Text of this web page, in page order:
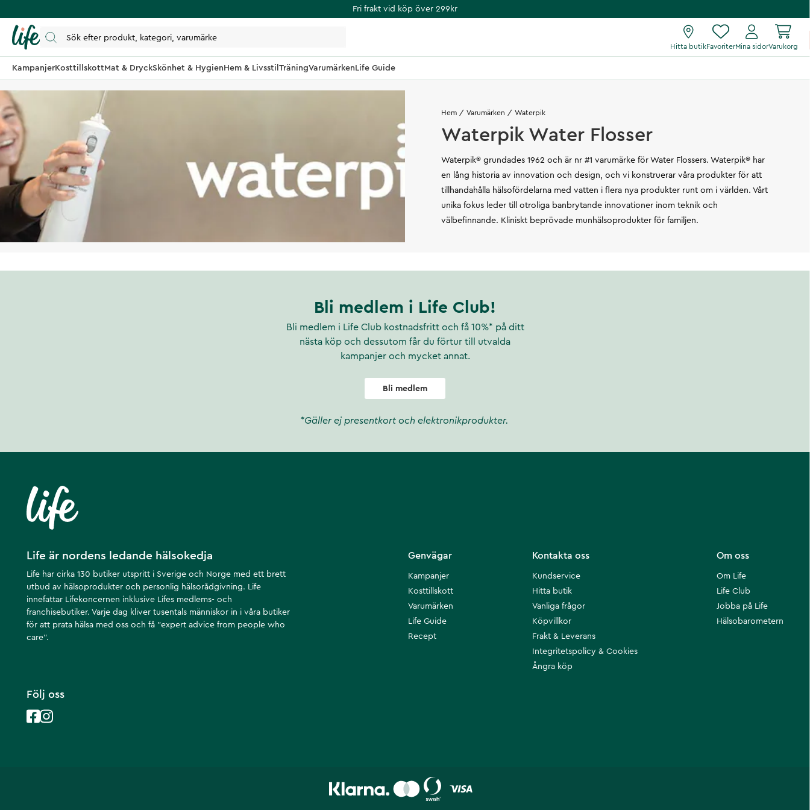
Fri frakt vid köp över 299kr
Hitta butikFavoriterMina sidorVarukorg
KampanjerKosttillskottMat & DryckSkönhet & HygienHem & Livsstil TräningVarumärkenLife Guide
Hem Varumärken Waterpik
Waterpik Water Flosser
Waterpik® grundades 1962 och är nr #1 varumärke för Water Flossers. Waterpik® har
en lång historia av innovation och design, och vi konstruerar våra produkter för att
tillhandahålla hälsofördelarna med vatten i flera nya produkter runt om i världen. Vårt
unika fokus leder till otroliga banbrytande innovationer inom teknik och
välbefinnande. Kliniskt beprövade munhälsoprodukter för familjen.
Bli medlem i Life Club!
Bli medlem i Life Club kostnadsfritt och få 10%* på ditt
nästa köp och dessutom får du förtur till utvalda
kampanjer och mycket annat.
Bli medlem
*Gäller ej presentkort och elektronikprodukter.
Life är nordens ledande hälsokedja
Life har cirka 130 butiker utspritt i Sverige och Norge med ett brett
utbud av hälsoprodukter och personlig hälsorådgivning. Life
innefattar Lifekoncernen inklusive Lifes medlems- och
franchisebutiker. Varje dag kliver tusentals människor in i våra butiker
för att prata hälsa med oss och få ”expert advice from people who
care”.
Om oss
Om Life
Life Club
Jobba på Life
Hälsobarometern
Kontakta oss
Kundservice
Hitta butik
Vanliga frågor
Köpvillkor
Frakt & Leverans
Integritetspolicy & Cookies
Ångra köp
Genvägar
Kampanjer
Kosttillskott
Varumärken
Life Guide
Recept
Följ oss